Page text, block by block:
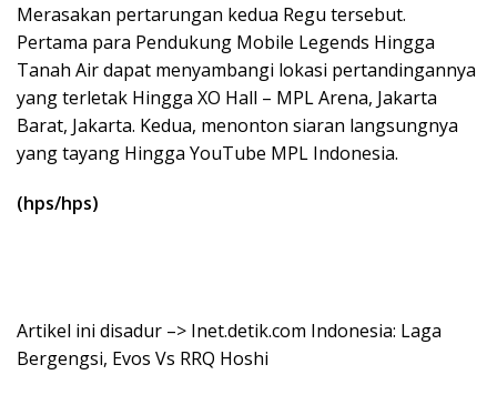
Merasakan pertarungan kedua Regu tersebut.
Pertama para Pendukung Mobile Legends Hingga
Tanah Air dapat menyambangi lokasi pertandingannya
yang terletak Hingga XO Hall – MPL Arena, Jakarta
Barat, Jakarta. Kedua, menonton siaran langsungnya
yang tayang Hingga YouTube MPL Indonesia.
(hps/hps)
Artikel ini disadur –> Inet.detik.com Indonesia: Laga
Bergengsi, Evos Vs RRQ Hoshi